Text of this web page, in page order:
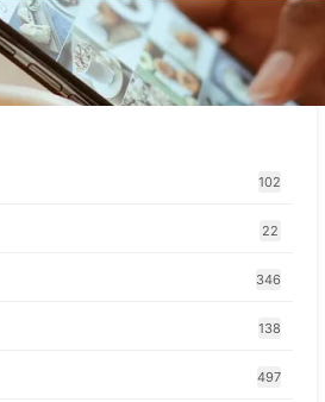
Bateriilor pentru Telefoane:
Provocări și Viitorul Tehnologiei
102
22
346
138
497